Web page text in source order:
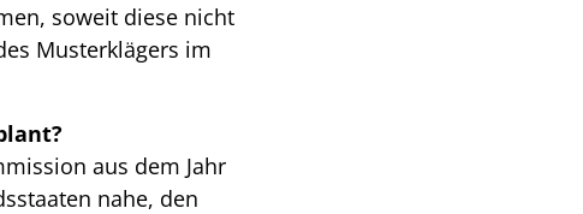
soweit diese nicht
Musterklägers im
aus dem Jahr
nahe, den